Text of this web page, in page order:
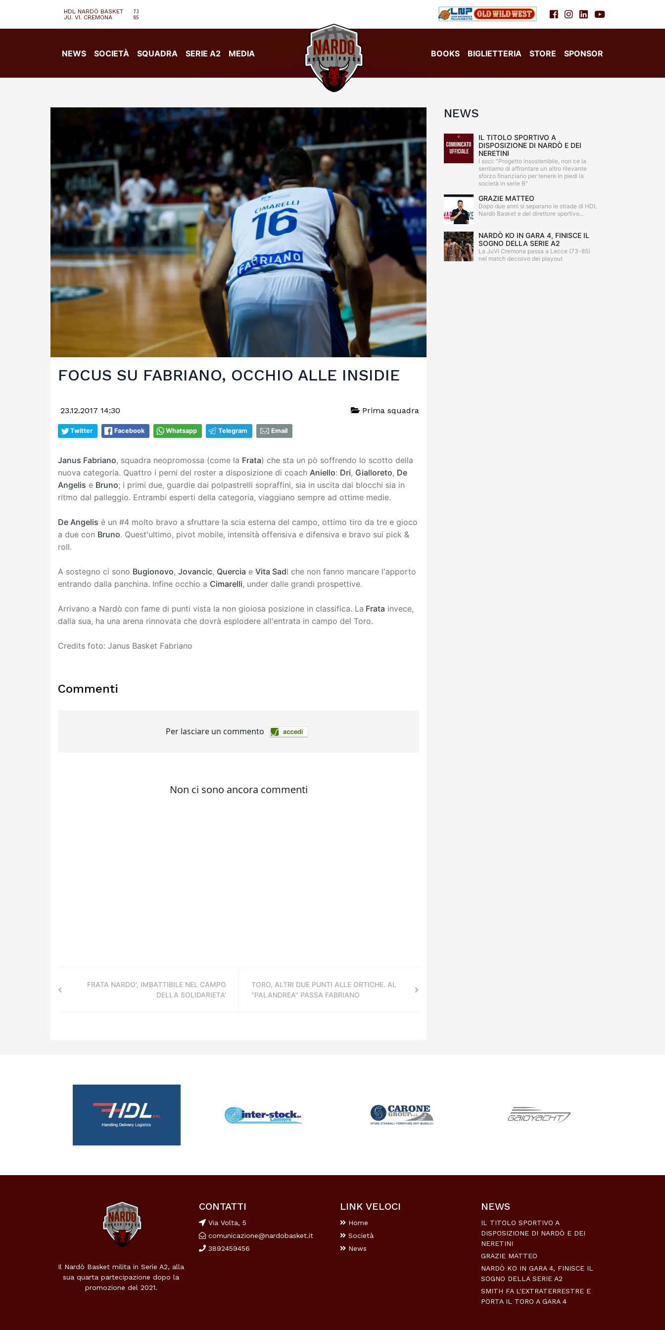
HDL NARDÒ BASKET
JU. VI. CREMONA
73
85
NEWS SOCIETÀ SQUADRA SERIE A2 MEDIA BOOKS BIGLIETTERIA STORE SPONSOR
FOCUS SU FABRIANO, OCCHIO ALLE INSIDIE
23.12.2017 14:30 Prima squadra
Twitter Facebook Whatsapp Telegram Email
Janus Fabriano, squadra neopromossa (come la Frata) che sta un pò soffrendo lo scotto della
nuova categoria. Quattro i perni del roster a disposizione di coach Aniello: Dri, Gialloreto, De
Angelis e Bruno; i primi due, guardie dai polpastrelli sopraffini, sia in uscita dai blocchi sia in
ritmo dal palleggio. Entrambi esperti della categoria, viaggiano sempre ad ottime medie.
De Angelis è un #4 molto bravo a sfruttare la scia esterna del campo, ottimo tiro da tre e gioco
a due con Bruno. Quest'ultimo, pivot mobile, intensità offensiva e difensiva e bravo sui pick &
roll.
A sostegno ci sono Bugionovo, Jovancic, Quercia e Vita Sadi che non fanno mancare l'apporto
entrando dalla panchina. Infine occhio a Cimarelli, under dalle grandi prospettive.
Arrivano a Nardò con fame di punti vista la non gioiosa posizione in classifica. La Frata invece,
dalla sua, ha una arena rinnovata che dovrà esplodere all'entrata in campo del Toro.
Credits foto: Janus Basket Fabriano
Commenti
FRATA NARDO', IMBATTIBILE NEL CAMPO
DELLA SOLIDARIETA'
TORO, ALTRI DUE PUNTI ALLE ORTICHE. AL
"PALANDREA" PASSA FABRIANO
NEWS
IL TITOLO SPORTIVO A
DISPOSIZIONE DI NARDÒ E DEI
NERETINI
I soci: "Progetto insostenibile, non ce la
sentiamo di affrontare un altro rilevante
sforzo finanziario per tenere in piedi la
società in serie B"
GRAZIE MATTEO
Dopo due anni si separano le strade di HDL
Nardò Basket e del direttore sportivo...
NARDÒ KO IN GARA 4, FINISCE IL
SOGNO DELLA SERIE A2
La JuVi Cremona passa a Lecce (73-85)
nel match decisivo dei playout
Il Nardò Basket milita in Serie A2, alla
sua quarta partecipazione dopo la
promozione del 2021.
CONTATTI
Via Volta, 5
comunicazione@nardobasket.it
3892459456
LINK VELOCI
Home
Società
News
NEWS
IL TITOLO SPORTIVO A
DISPOSIZIONE DI NARDÒ E DEI
NERETINI
GRAZIE MATTEO
NARDÒ KO IN GARA 4, FINISCE IL
SOGNO DELLA SERIE A2
SMITH FA L'EXTRATERRESTRE E
PORTA IL TORO A GARA 4